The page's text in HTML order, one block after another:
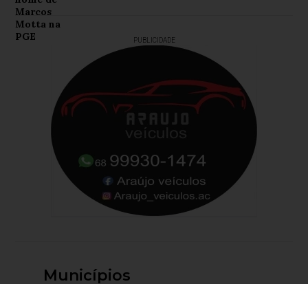
PUBLICIDADE
Municípios